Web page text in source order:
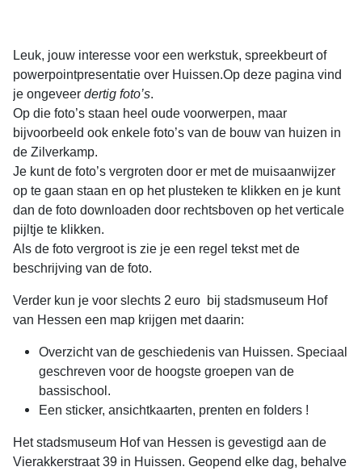
Leuk, jouw interesse voor een werkstuk, spreekbeurt of
powerpointpresentatie over Huissen.Op deze pagina vind
je ongeveer dertig foto’s.
Op die foto’s staan heel oude voorwerpen, maar
bijvoorbeeld ook enkele foto’s van de bouw van huizen in
de Zilverkamp.
Je kunt de foto’s vergroten door er met de muisaanwijzer
op te gaan staan en op het plusteken te klikken en je kunt
dan de foto downloaden door rechtsboven op het verticale
pijltje te klikken.
Als de foto vergroot is zie je een regel tekst met de
beschrijving van de foto.
Verder kun je voor slechts 2 euro bij stadsmuseum Hof
van Hessen een map krijgen met daarin:
Overzicht van de geschiedenis van Huissen. Speciaal
geschreven voor de hoogste groepen van de
bassischool.
Een sticker, ansichtkaarten, prenten en folders !
Het stadsmuseum Hof van Hessen is gevestigd aan de
Vierakkerstraat 39 in Huissen. Geopend elke dag, behalve